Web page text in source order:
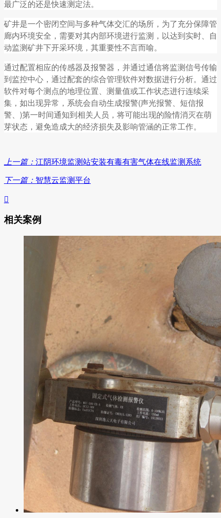
最广泛的还是快速测定法。
矿井是一个密闭空间与多种气体交汇的场所，为了充分保障管
廊内环境安全，需要对其内部环境进行监测，以达到实时、自
动监测矿井下开采环境，其重要性不言而喻。
通过配置相应的传感器及报警器，并通过通信将监测信号传输
到监控中心，通过配套的综合管理软件对数据进行分析。通过
软件对每个测点的地理位置、测量值或工作状态进行连续采
集，如出现异常，系统会自动生成报警(声光报警、短信报
警、)第一时间通知到相关人员，将可能出现的险情消灭在萌
芽状态，避免造成大的经济损失及影响管涵的正常工作。
上一篇： 江阴环境监测站安装有毒有害气体在线监测系统
下一篇： 智慧云监测平台

相关案例